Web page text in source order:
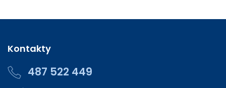
Kontakty
487 522 449